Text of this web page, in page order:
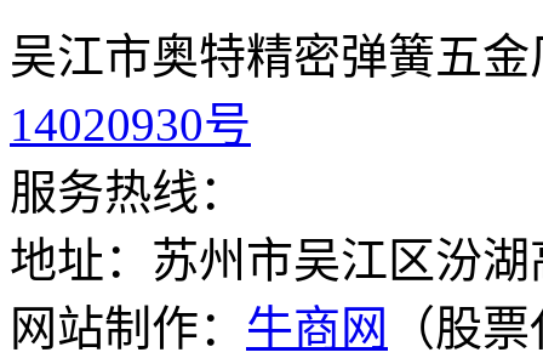
吴江市奥特精密弹簧五
14020930号
服务热线：
地址：苏州市吴江区汾
网站制作： 牛商网 （股